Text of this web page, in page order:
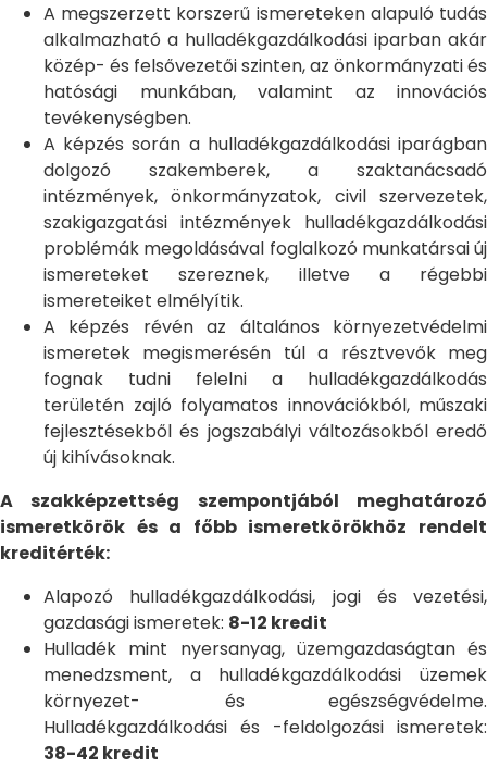
A megszerzett korszerű ismereteken alapuló tudás
alkalmazható a hulladékgazdálkodási iparban akár
közép- és felsővezetői szinten, az önkormányzati és
hatósági munkában, valamint az innovációs
tevékenységben.
A képzés során a hulladékgazdálkodási iparágban
dolgozó szakemberek, a szaktanácsadó
intézmények, önkormányzatok, civil szervezetek,
szakigazgatási intézmények hulladékgazdálkodási
problémák megoldásával foglalkozó munkatársai új
ismereteket szereznek, illetve a régebbi
ismereteiket elmélyítik.
A képzés révén az általános környezetvédelmi
ismeretek megismerésén túl a résztvevők meg
fognak tudni felelni a hulladékgazdálkodás
területén zajló folyamatos innovációkból, műszaki
fejlesztésekből és jogszabályi változásokból eredő
új kihívásoknak.
A szakképzettség szempontjából meghatározó
ismeretkörök és a főbb ismeretkörökhöz rendelt
kreditérték:
Alapozó hulladékgazdálkodási, jogi és vezetési,
gazdasági ismeretek: 8-12 kredit
Hulladék mint nyersanyag, üzemgazdaságtan és
menedzsment, a hulladékgazdálkodási üzemek
környezet- és egészségvédelme.
Hulladékgazdálkodási és -feldolgozási ismeretek:
38-42 kredit